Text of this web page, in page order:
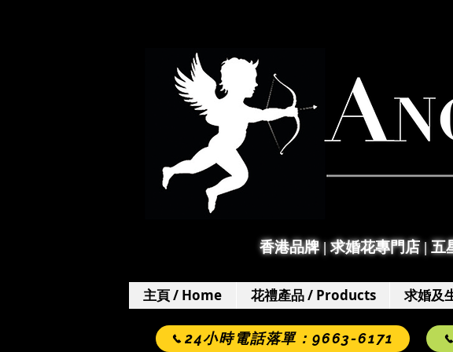
香港品牌 | 求婚花專門店| 五
主頁 / Home 花禮產品 / Products 求婚及
24小時電話落單：9663-6171